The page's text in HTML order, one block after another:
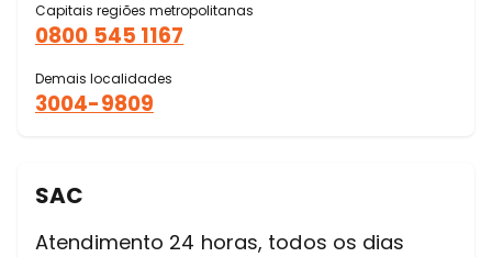
Capitais regiões metropolitanas
0800 545 1167
Demais localidades
3004-9809
SAC
Atendimento 24 horas, todos os dias